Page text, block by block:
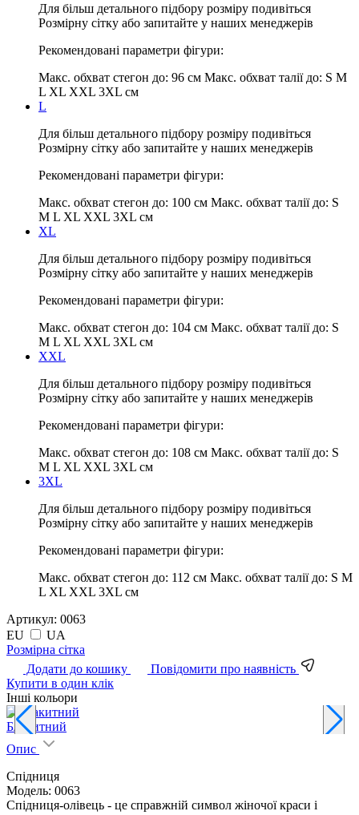
Для більш детального підбору розміру подивіться
Розмірну сітку або запитайте у наших менеджерів
Рекомендовані параметри фігури:
Макс. обхват стегон до: 96 см Макс. обхват талії до: S M
L XL XXL 3XL см
L
Для більш детального підбору розміру подивіться
Розмірну сітку або запитайте у наших менеджерів
Рекомендовані параметри фігури:
Макс. обхват стегон до: 100 см Макс. обхват талії до: S
M L XL XXL 3XL см
XL
Для більш детального підбору розміру подивіться
Розмірну сітку або запитайте у наших менеджерів
Рекомендовані параметри фігури:
Макс. обхват стегон до: 104 см Макс. обхват талії до: S
M L XL XXL 3XL см
XXL
Для більш детального підбору розміру подивіться
Розмірну сітку або запитайте у наших менеджерів
Рекомендовані параметри фігури:
Макс. обхват стегон до: 108 см Макс. обхват талії до: S
M L XL XXL 3XL см
3XL
Для більш детального підбору розміру подивіться
Розмірну сітку або запитайте у наших менеджерів
Рекомендовані параметри фігури:
Макс. обхват стегон до: 112 см Макс. обхват талії до: S M
L XL XXL 3XL см
Артикул: 0063
EU
UA
Pозмірна сітка
Додати до кошику
Повідомити про наявність
Купити в один клік
Інші кольори
Блакитний
Опис
Спідниця
Модель: 0063
Спідниця-олівець - це справжній символ жіночої краси і